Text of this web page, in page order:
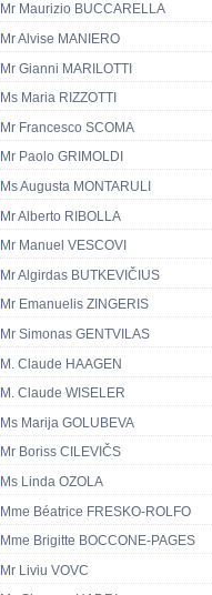
Mr Maurizio BUCCARELLA
Mr Alvise MANIERO
Mr Gianni MARILOTTI
Ms Maria RIZZOTTI
Mr Francesco SCOMA
Mr Paolo GRIMOLDI
Ms Augusta MONTARULI
Mr Alberto RIBOLLA
Mr Manuel VESCOVI
Mr Algirdas BUTKEVIČIUS
Mr Emanuelis ZINGERIS
Mr Simonas GENTVILAS
M. Claude HAAGEN
M. Claude WISELER
Ms Marija GOLUBEVA
Mr Boriss CILEVIČS
Ms Linda OZOLA
Mme Béatrice FRESKO-ROLFO
Mme Brigitte BOCCONE-PAGES
Mr Liviu VOVC